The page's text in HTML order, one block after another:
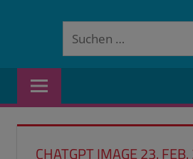
Suchen
CHATGPT IMAGE 23.